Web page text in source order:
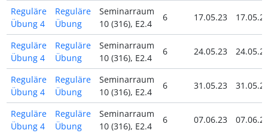
Reguläre
Übung 4
Reguläre
Übung
Seminarraum
10 (316), E2.4
6 17.05.23
Reguläre
Übung 4
Reguläre
Übung
Seminarraum
10 (316), E2.4
6 24.05.23
Reguläre
Übung 4
Reguläre
Übung
Seminarraum
10 (316), E2.4
6 31.05.23
Reguläre
Übung 4
Reguläre
Übung
Seminarraum
10 (316), E2.4
6 07.06.23